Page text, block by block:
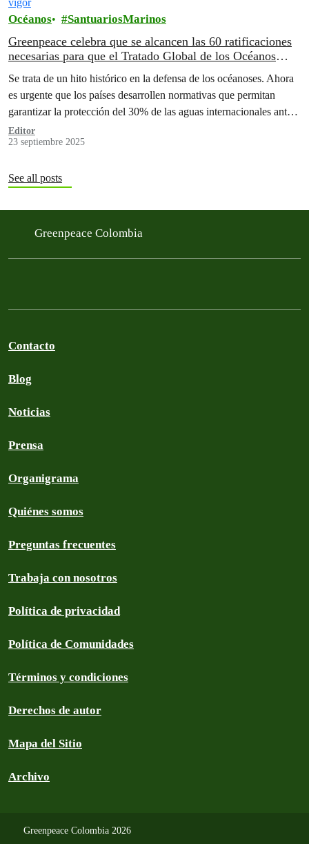
Océanos SantuariosMarinos
Greenpeace celebra que se alcancen las 60 ratificaciones
necesarias para que el Tratado Global de los Océanos
Se trata de un hito histórico en la defensa de los océanoses. Ahora
es urgente que los países desarrollen normativas que permitan
garantizar la protección del 30% de las aguas internacionales antes
de 2030
Editor
23 septiembre 2025
See all posts
Greenpeace Colombia
Contacto
Blog
Noticias
Prensa
Organigrama
Quiénes somos
Preguntas frecuentes
Trabaja con nosotros
Política de privacidad
Política de Comunidades
Términos y condiciones
Derechos de autor
Mapa del Sitio
Archivo
Greenpeace Colombia 2026